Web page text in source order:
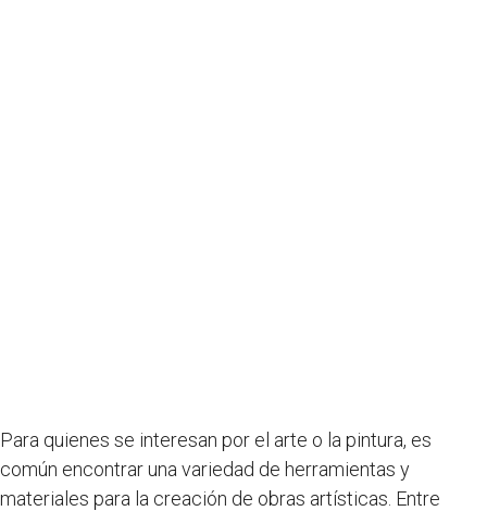
Para quienes se interesan por el arte o la pintura, es
común encontrar una variedad de herramientas y
materiales para la creación de obras artísticas. Entre